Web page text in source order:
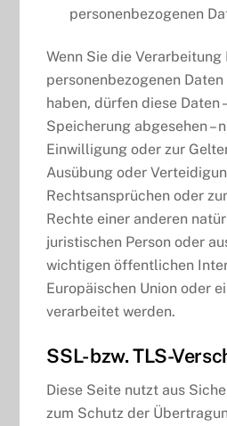
personenbezogenen
Wenn Sie die Verarbeitung
personenbezogenen
haben, dürfen diese Daten
Speicherung abgesehen –
Einwilligung oder zur
Ausübung oder
Rechtsansprüchen oder
Rechte einer anderen
juristischen Person oder
wichtigen öffentlichen
Europäischen Union oder
verarbeitet werden.
SSL- bzw. TLS-
Diese Seite nutzt aus
zum Schutz der